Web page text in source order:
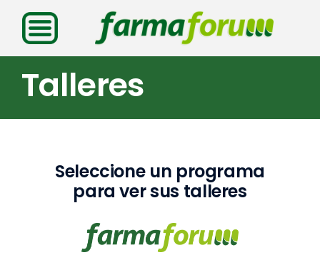
Saltar
contenido
Talleres
Seleccione un programa
para ver sus talleres